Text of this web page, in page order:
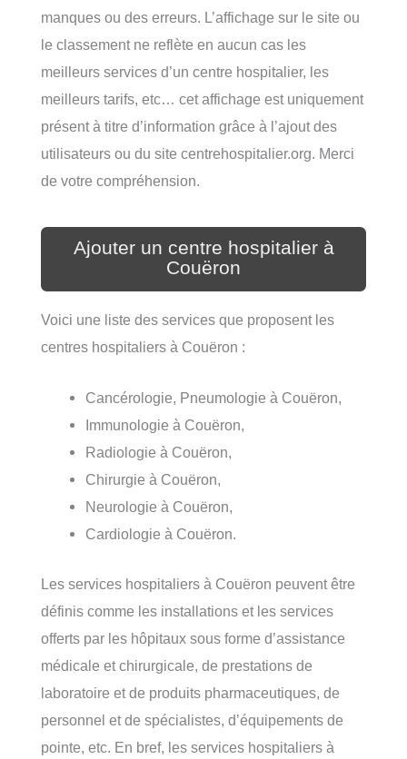
manques ou des erreurs. L’affichage sur le site ou
le classement ne reflète en aucun cas les
meilleurs services d’un centre hospitalier, les
meilleurs tarifs, etc… cet affichage est uniquement
présent à titre d’information grâce à l’ajout des
utilisateurs ou du site centrehospitalier.org. Merci
de votre compréhension.
Ajouter un centre hospitalier à
Couëron
Voici une liste des services que proposent les
centres hospitaliers à Couëron :
Cancérologie, Pneumologie à Couëron,
Immunologie à Couëron,
Radiologie à Couëron,
Chirurgie à Couëron,
Neurologie à Couëron,
Cardiologie à Couëron.
Les services hospitaliers à Couëron peuvent être
définis comme les installations et les services
offerts par les hôpitaux sous forme d’assistance
médicale et chirurgicale, de prestations de
laboratoire et de produits pharmaceutiques, de
personnel et de spécialistes, d’équipements de
pointe, etc. En bref, les services hospitaliers à